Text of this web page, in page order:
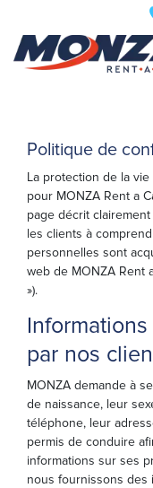
Politique de
La protection de la
pour MONZA Rent a
page décrit
les clients à
personnelles sont
web de MONZA Rent
»).
par nos
MONZA demande à
de naissance, leur
téléphone, leur
permis de conduire
informations sur ses
nous fournissons des